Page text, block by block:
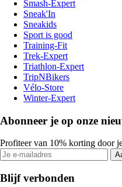
Smash-Expert
Sneak'In
Sneakids
Sport is good
Training-Fit
Trek-Expert
Triathlon-Expert
TripNBikers
Vélo-Store
Winter-Expert
Abonneer je op onze
Profiteer van 10% korting door
Blijf verbonden